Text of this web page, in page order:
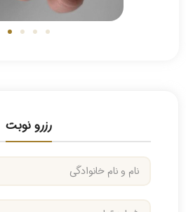
رزرو نوبت